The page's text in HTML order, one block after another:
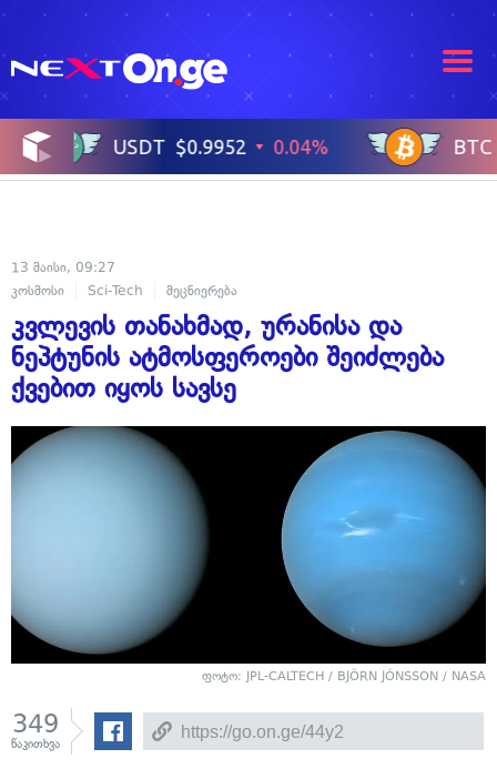
13 მაისი, 09:27
კოსმოსი
Sci-Tech მეცნიერება
კვლევის თანახმად, ურანისა და
ნეპტუნის ატმოსფეროები შეიძლება
ქვებით იყოს სავსე
ფოტო: JPL-CALTECH / BJÖRN JÓNSSON / NASA
349
წაკითხვა